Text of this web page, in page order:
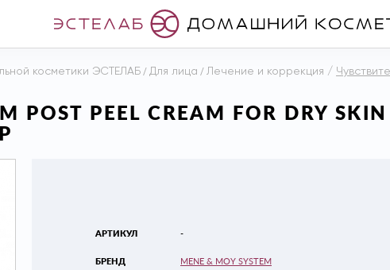
косметики ЭСТЕЛАБ / Для лица / Лечение и коррекция /
POST PEEL CREAM FOR
АРТИКУЛ
БРЕНД
-
MENE & MOY SYSTEM